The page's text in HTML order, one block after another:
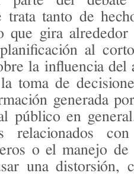
trata tanto de
que gira
al
la influencia del
toma de
generada
público en
con
o el manejo
una distorsión,